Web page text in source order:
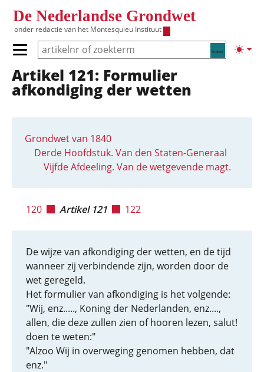
De Nederlandse Grondwet
onder redactie van het Montesquieu Instituut
Zoeken
Primair menu tonen/verbergen
Hoofdnavigatie
Artikel 121: Formulier
afkondiging der wetten
Grondwet van 1840
Derde Hoofdstuk. Van den Staten-Generaal
Vijfde Afdeeling. Van de wetgevende magt.
120 Artikel 121 122
De wijze van afkondiging der wetten, en de tijd
wanneer zij verbindende zijn, worden door de
wet geregeld.
Het formulier van afkondiging is het volgende:
"Wij, enz....., Koning der Nederlanden, enz....,
allen, die deze zullen zien of hooren lezen, salut!
doen te weten:"
"Alzoo Wij in overweging genomen hebben, dat
enz."